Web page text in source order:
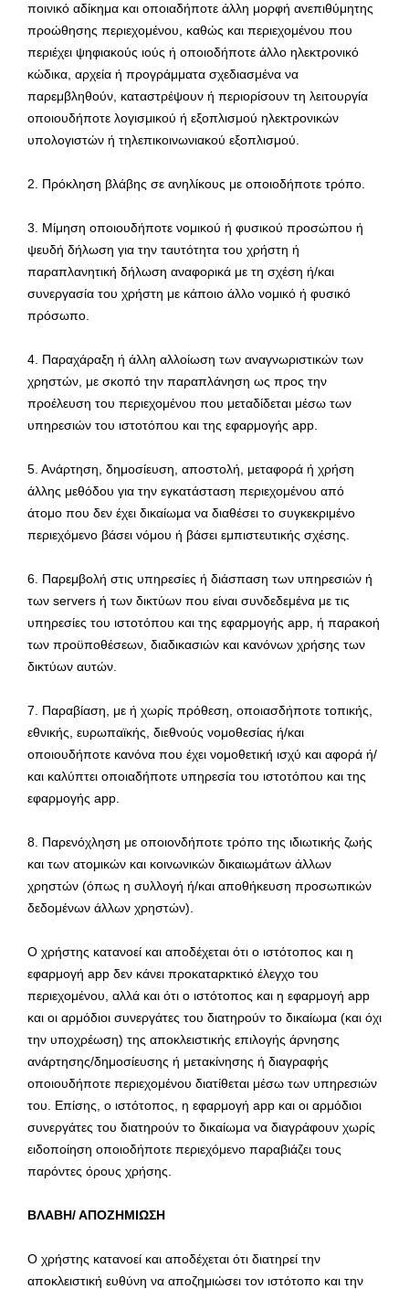
ποινικό αδίκημα και οποιαδήποτε άλλη μορφή ανεπιθύμητης
προώθησης περιεχομένου, καθώς και περιεχομένου που
περιέχει ψηφιακούς ιούς ή οποιοδήποτε άλλο ηλεκτρονικό
κώδικα, αρχεία ή προγράμματα σχεδιασμένα να
παρεμβληθούν, καταστρέψουν ή περιορίσουν τη λειτουργία
οποιουδήποτε λογισμικού ή εξοπλισμού ηλεκτρονικών
υπολογιστών ή τηλεπικοινωνιακού εξοπλισμού.
2. Πρόκληση βλάβης σε ανηλίκους με οποιοδήποτε τρόπο.
3. Μίμηση οποιουδήποτε νομικού ή φυσικού προσώπου ή
ψευδή δήλωση για την ταυτότητα του χρήστη ή
παραπλανητική δήλωση αναφορικά με τη σχέση ή/και
συνεργασία του χρήστη με κάποιο άλλο νομικό ή φυσικό
πρόσωπο.
4. Παραχάραξη ή άλλη αλλοίωση των αναγνωριστικών των
χρηστών, με σκοπό την παραπλάνηση ως προς την
προέλευση του περιεχομένου που μεταδίδεται μέσω των
υπηρεσιών του ιστοτόπου και της εφαρμογής app.
5. Ανάρτηση, δημοσίευση, αποστολή, μεταφορά ή χρήση
άλλης μεθόδου για την εγκατάσταση περιεχομένου από
άτομο που δεν έχει δικαίωμα να διαθέσει το συγκεκριμένο
περιεχόμενο βάσει νόμου ή βάσει εμπιστευτικής σχέσης.
6. Παρεμβολή στις υπηρεσίες ή διάσπαση των υπηρεσιών ή
των servers ή των δικτύων που είναι συνδεδεμένα με τις
υπηρεσίες του ιστοτόπου και της εφαρμογής app, ή παρακοή
των προϋποθέσεων, διαδικασιών και κανόνων χρήσης των
δικτύων αυτών.
7. Παραβίαση, με ή χωρίς πρόθεση, οποιασδήποτε τοπικής,
εθνικής, ευρωπαϊκής, διεθνούς νομοθεσίας ή/και
οποιουδήποτε κανόνα που έχει νομοθετική ισχύ και αφορά ή/
και καλύπτει οποιαδήποτε υπηρεσία του ιστοτόπου και της
εφαρμογής app.
8. Παρενόχληση με οποιονδήποτε τρόπο της ιδιωτικής ζωής
και των ατομικών και κοινωνικών δικαιωμάτων άλλων
χρηστών (όπως η συλλογή ή/και αποθήκευση προσωπικών
δεδομένων άλλων χρηστών).
Ο χρήστης κατανοεί και αποδέχεται ότι ο ιστότοπος και η
εφαρμογή app δεν κάνει προκαταρκτικό έλεγχο του
περιεχομένου, αλλά και ότι ο ιστότοπος και η εφαρμογή app
και οι αρμόδιοι συνεργάτες του διατηρούν το δικαίωμα (και όχι
την υποχρέωση) της αποκλειστικής επιλογής άρνησης
ανάρτησης/δημοσίευσης ή μετακίνησης ή διαγραφής
οποιουδήποτε περιεχομένου διατίθεται μέσω των υπηρεσιών
του. Επίσης, ο ιστότοπος, η εφαρμογή app και οι αρμόδιοι
συνεργάτες του διατηρούν το δικαίωμα να διαγράφουν χωρίς
ειδοποίηση οποιοδήποτε περιεχόμενο παραβιάζει τους
παρόντες όρους χρήσης.
ΒΛΑΒΗ/ ΑΠΟΖΗΜΙΩΣΗ
Ο χρήστης κατανοεί και αποδέχεται ότι διατηρεί την
αποκλειστική ευθύνη να αποζημιώσει τον ιστότοπο και την